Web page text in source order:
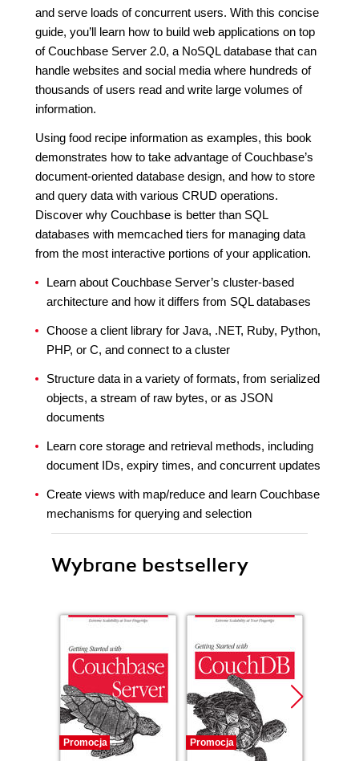
and serve loads of concurrent users. With this concise
guide, you’ll learn how to build web applications on top
of Couchbase Server 2.0, a NoSQL database that can
handle websites and social media where hundreds of
thousands of users read and write large volumes of
information.
Using food recipe information as examples, this book
demonstrates how to take advantage of Couchbase’s
document-oriented database design, and how to store
and query data with various CRUD operations.
Discover why Couchbase is better than SQL
databases with memcached tiers for managing data
from the most interactive portions of your application.
Learn about Couchbase Server’s cluster-based
architecture and how it differs from SQL databases
Choose a client library for Java, .NET, Ruby, Python,
PHP, or C, and connect to a cluster
Structure data in a variety of formats, from serialized
objects, a stream of raw bytes, or as JSON
documents
Learn core storage and retrieval methods, including
document IDs, expiry times, and concurrent updates
Create views with map/reduce and learn Couchbase
mechanisms for querying and selection
Wybrane bestsellery
Promocja Promocja